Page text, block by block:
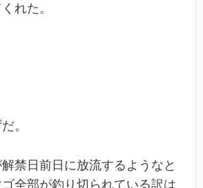
れた。
。
禁日前日に放流するようなと
全部が釣り切られている訳は